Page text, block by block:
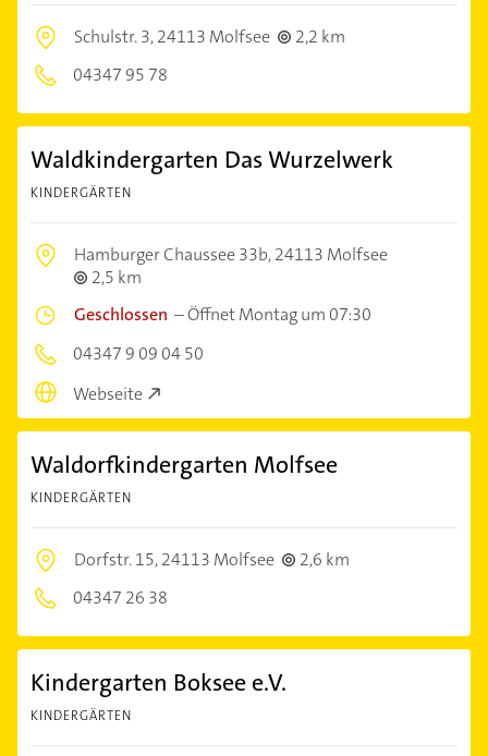
Schulstr. 3,24113 Molfsee
2,2 km
04347 95 78
Waldkindergarten Das Wurzelwerk
KINDERGÄRTEN
Hamburger Chaussee 33b,24113 Molfsee
2,5 km
Geschlossen –Öffnet Montag um 07:30
04347 9 09 04 50
Webseite
Waldorfkindergarten Molfsee
KINDERGÄRTEN
Dorfstr. 15,24113 Molfsee
2,6 km
04347 26 38
Kindergarten Boksee e.V.
KINDERGÄRTEN